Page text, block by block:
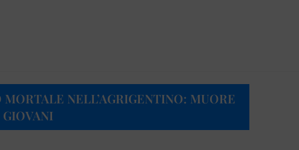
NELL’AGRIGENTINO: MUORE